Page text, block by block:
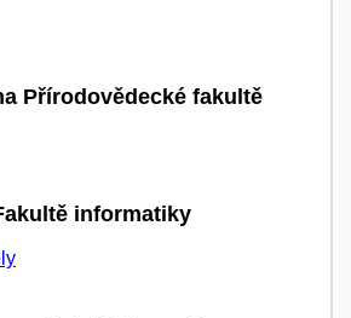
Přírodovědecké fakultě
informatiky